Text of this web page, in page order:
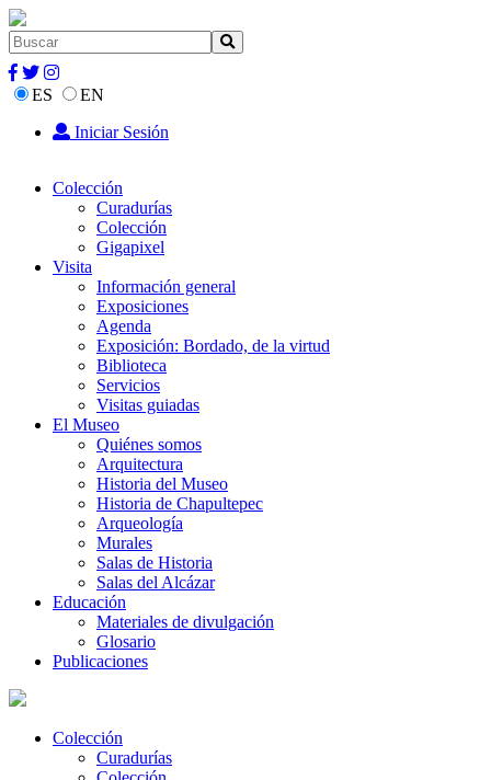
ES
EN
Iniciar Sesión
Colección
Curadurías
Colección
Gigapixel
Visita
Información general
Exposiciones
Agenda
Exposición: Bordado, de la virtud
Biblioteca
Servicios
Visitas guiadas
El Museo
Quiénes somos
Arquitectura
Historia del Museo
Historia de Chapultepec
Arqueología
Murales
Salas de Historia
Salas del Alcázar
Educación
Materiales de divulgación
Glosario
Publicaciones
Colección
Curadurías